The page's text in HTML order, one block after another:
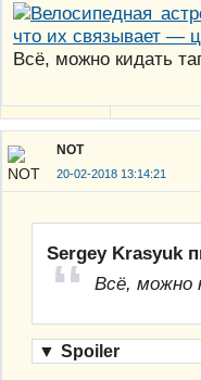
Всё, можно кидать
NOT
20-02-2018 13:14:21
Sergey Krasyuk
Всё, можно
▼ Spoiler